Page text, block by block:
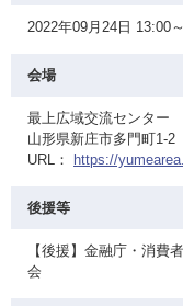
2022年09月24日 13:00
会場
最上広域交流センタ
山形県新庄市多門町1-2
URL：
https://
後援等
【後援】金融庁・消費
会